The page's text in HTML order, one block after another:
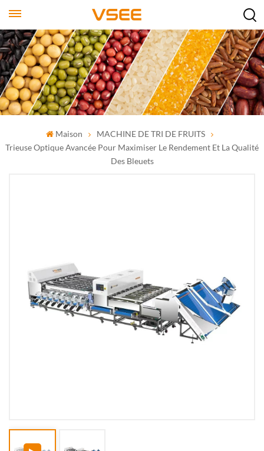
Maison
MACHINE DE TRI DE FRUITS
Trieuse Optique Avancée Pour Maximiser Le Rendement Et La Qualité
Des Bleuets